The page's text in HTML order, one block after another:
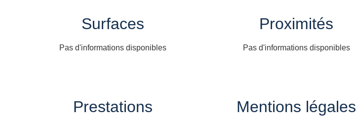
Surfaces
Pas d'informations disponibles
Proximités
Pas d'informations disponibles
Prestations Mentions légales